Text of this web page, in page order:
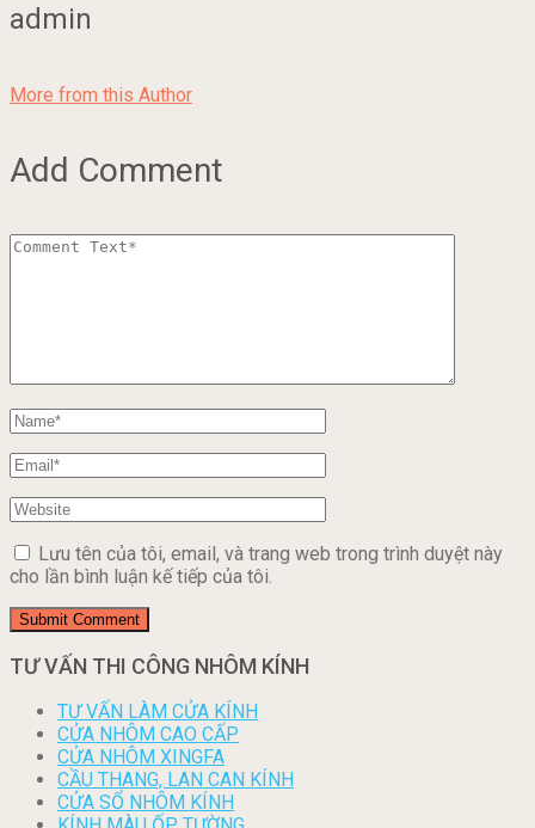
admin
More from this Author
Add Comment
Lưu tên của tôi, email, và trang web trong trình duyệt này
cho lần bình luận kế tiếp của tôi.
TƯ VẤN THI CÔNG NHÔM KÍNH
TƯ VẤN LÀM CỬA KÍNH
CỬA NHÔM CAO CẤP
CỬA NHÔM XINGFA
CẦU THANG, LAN CAN KÍNH
CỬA SỔ NHÔM KÍNH